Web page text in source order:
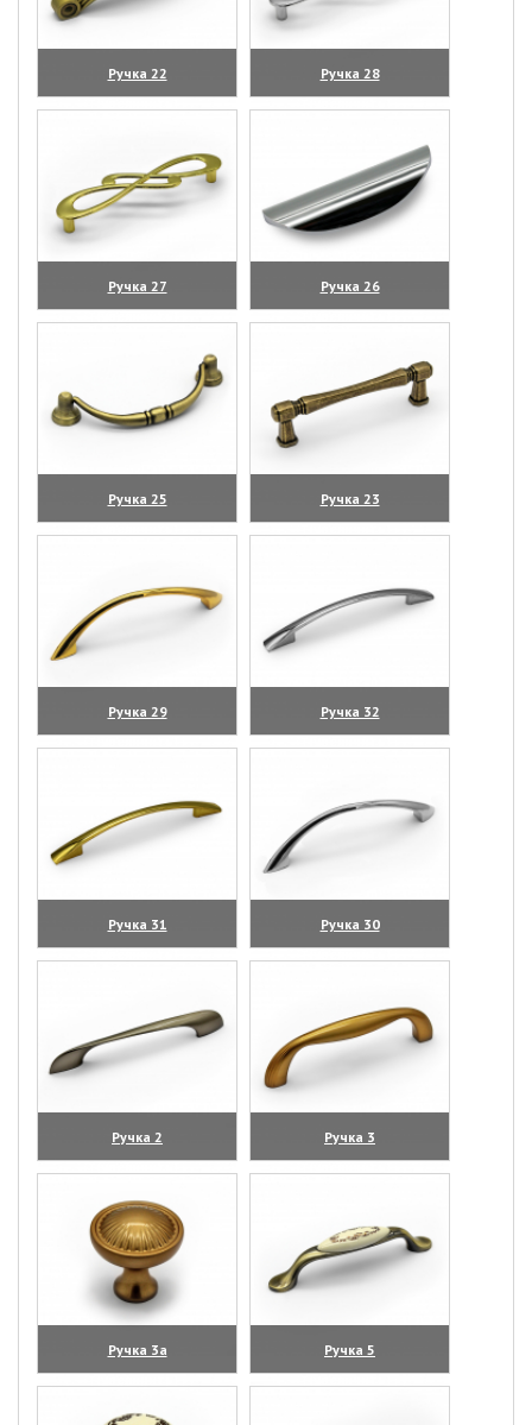
Ручка 22
(увеличить)
Ручка 28
(увеличить)
Ручка 27
(увеличить)
Ручка 26
(увеличить)
Ручка 25
(увеличить)
Ручка 23
(увеличить)
Ручка 29
(увеличить)
Ручка 32
(увеличить)
Ручка 31
(увеличить)
Ручка 30
(увеличить)
Ручка 2
(увеличить)
Ручка 3
(увеличить)
Ручка 3а
(увеличить)
Ручка 5
(увеличить)